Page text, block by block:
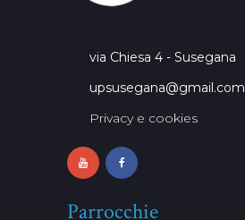
via Chiesa 4 - Susegana
upsusegana@gmail.com
Privacy e cookies
Parrocchie